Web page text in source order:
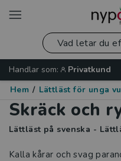
Handlar som:
Privatkund
Hem / Lättläst för unga
Skräck och
Lättläst på svenska -
Kalla kårar och svag